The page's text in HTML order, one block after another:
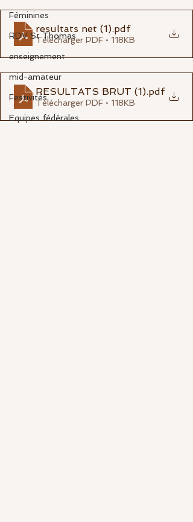
Féminines
RDV St Thomas
enseignement
mid-amateur
Festivités
Equipes fédérales
resultats net (1).pdf
Télécharger PDF • 118KB
RESULTATS BRUT (1).pdf
Télécharger PDF • 118KB